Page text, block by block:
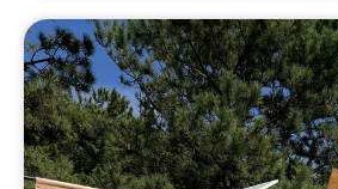
ー、テリヤキバーガー、JBバーガー
ー、塩レモンチキンバーガー、ホッ
ー、塩レモンFISHバーガー、ホットス
モンスカッシュ、生ビール（ アサヒ
0、生ビール（ アサヒスーパードライ
トSセット（いずれかのバーガーにセ
（M）、チキンナゲット、ぐるぐるポ